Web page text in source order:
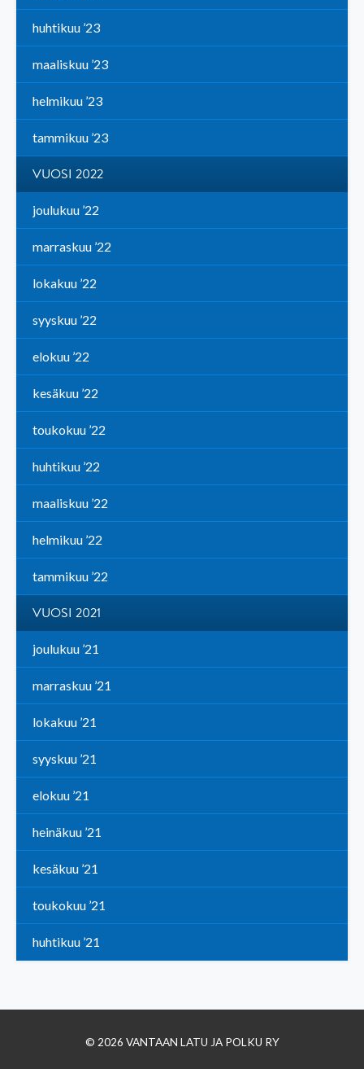
huhtikuu ’23
maaliskuu ’23
helmikuu ’23
tammikuu ’23
VUOSI 2022
joulukuu ’22
marraskuu ’22
lokakuu ’22
syyskuu ’22
elokuu ’22
kesäkuu ’22
toukokuu ’22
huhtikuu ’22
maaliskuu ’22
helmikuu ’22
tammikuu ’22
VUOSI 2021
joulukuu ’21
marraskuu ’21
lokakuu ’21
syyskuu ’21
elokuu ’21
heinäkuu ’21
kesäkuu ’21
toukokuu ’21
huhtikuu ’21
© 2026 VANTAAN LATU JA POLKU RY